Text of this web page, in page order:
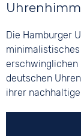
Die Hamburger
erschwinglichen
deutschen
ihrer